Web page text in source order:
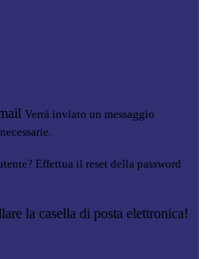
Verrà inviato un messaggio
Effettua il reset della password
la casella di posta elettronica!